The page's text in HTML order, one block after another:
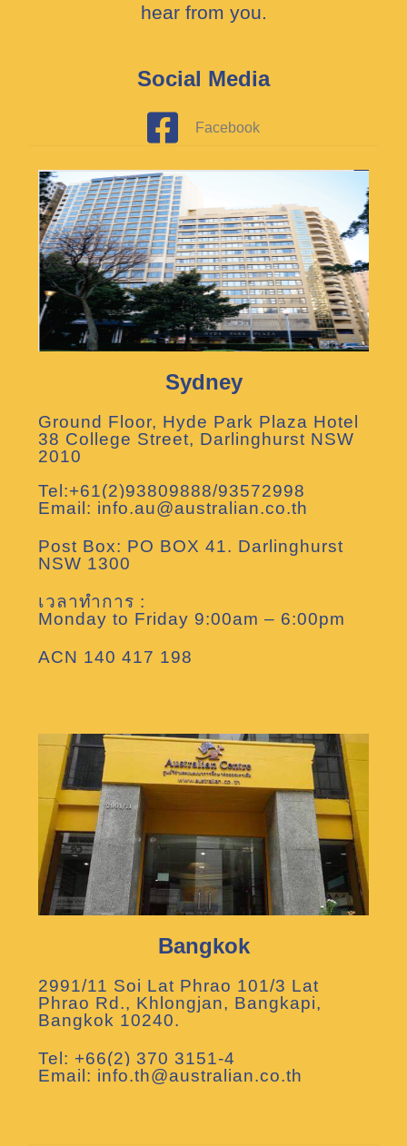
hear from you.
Social Media
Facebook
Sydney
Ground Floor, Hyde Park Plaza Hotel
38 College Street, Darlinghurst NSW
2010
Tel:+61(2)93809888/93572998
Email: info.au@australian.co.th
Post Box: PO BOX 41. Darlinghurst
NSW 1300
เวลาทำการ :
Monday to Friday 9:00am – 6:00pm
ACN 140 417 198
Bangkok
2991/11 Soi Lat Phrao 101/3 Lat
Phrao Rd., Khlongjan, Bangkapi,
Bangkok 10240.
Tel: +66(2) 370 3151-4
Email: info.th@australian.co.th